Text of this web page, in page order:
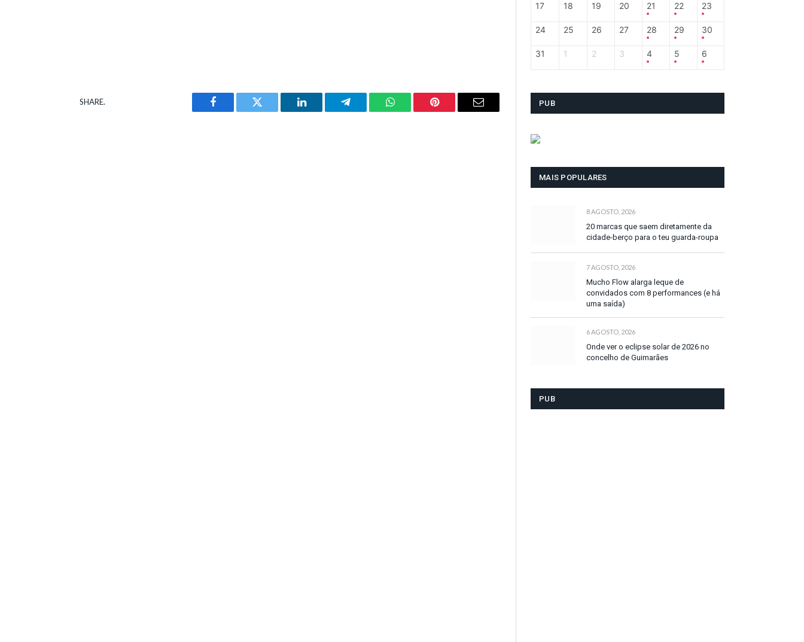
SHARE.
Facebook Twitter LinkedIn Telegram WhatsAppPinterest Email
17 18 19 20 21 22 23
24 25 26 27 28 29 30
31 1 2 3 4 5 6
PUB
MAIS POPULARES
8 AGOSTO, 2026
20 marcas que saem diretamente da
cidade-berço para o teu guarda-roupa
7 AGOSTO, 2026
Mucho Flow alarga leque de
convidados com 8 performances (e há
uma saída)
6 AGOSTO, 2026
Onde ver o eclipse solar de 2026 no
concelho de Guimarães
PUB